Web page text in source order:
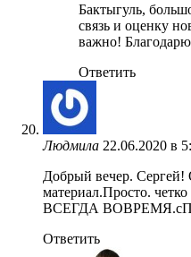
Бактыгуль,
связь и оценку
важно!
Ответить
Людмила 22.06.2020 в
Добрый вечер. Сергей!
материал.Просто.
ВСЕГДА
Ответить